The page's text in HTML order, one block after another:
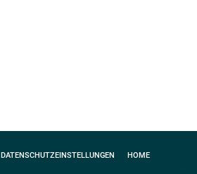
DATENSCHUTZEINSTELLUNGEN HOME